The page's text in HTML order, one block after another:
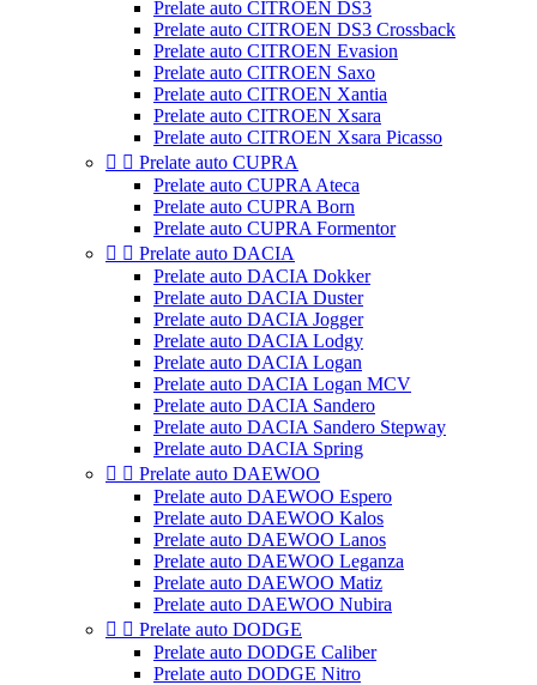
Prelate auto CITROEN DS3
Prelate auto CITROEN DS3 Crossback
Prelate auto CITROEN Evasion
Prelate auto CITROEN Saxo
Prelate auto CITROEN Xantia
Prelate auto CITROEN Xsara
Prelate auto CITROEN Xsara Picasso
  Prelate auto CUPRA
Prelate auto CUPRA Ateca
Prelate auto CUPRA Born
Prelate auto CUPRA Formentor
  Prelate auto DACIA
Prelate auto DACIA Dokker
Prelate auto DACIA Duster
Prelate auto DACIA Jogger
Prelate auto DACIA Lodgy
Prelate auto DACIA Logan
Prelate auto DACIA Logan MCV
Prelate auto DACIA Sandero
Prelate auto DACIA Sandero Stepway
Prelate auto DACIA Spring
  Prelate auto DAEWOO
Prelate auto DAEWOO Espero
Prelate auto DAEWOO Kalos
Prelate auto DAEWOO Lanos
Prelate auto DAEWOO Leganza
Prelate auto DAEWOO Matiz
Prelate auto DAEWOO Nubira
  Prelate auto DODGE
Prelate auto DODGE Caliber
Prelate auto DODGE Nitro